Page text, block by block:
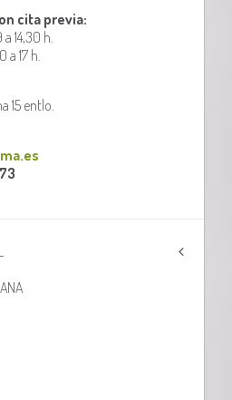
cita previa:
14,30 h.
a 17 h.
15 entlo.